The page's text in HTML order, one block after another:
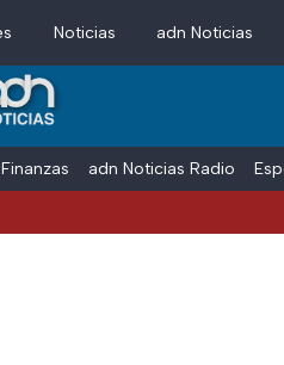
Noticias adn Noticias
Finanzas adn Noticias Radio